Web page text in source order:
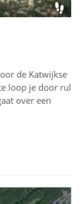
de Katwijkse
loop je door rul
over een